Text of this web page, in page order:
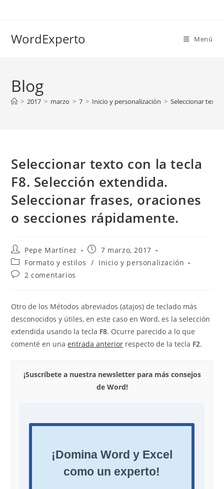
WordExperto Menú
Blog
> 2017 > marzo > 7 > Inicio y personalización > Seleccionar texto
Seleccionar texto con la tecla
F8. Selección extendida.
Seleccionar frases, oraciones
o secciones rápidamente.
Autor
de
la
entrada:
Pepe Martínez
Publicación
de
la
7 marzo, 2017
Categoría
de
la
Formato y estilos / Inicio y personalización
Comentarios
entrada:
2 comentarios
Otro de los Métodos abreviados (atajos) de teclado más
desconocidos y útiles, en este caso en Word, es la selección
extendida usando la tecla F8. Ocurre parecido a lo que
comenté en unaentrada anterior respecto de la tecla F2.
¡Suscríbete a nuestra newsletter para más consejos
de Word!